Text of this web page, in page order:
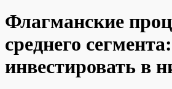
Флагманские
среднего
инвестировать в